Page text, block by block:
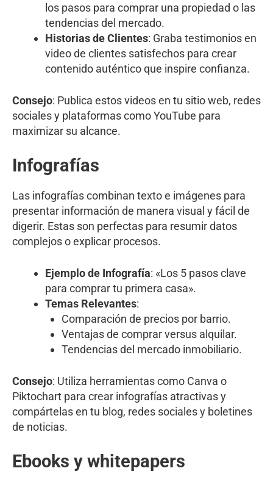
los pasos para comprar una propiedad o las
tendencias del mercado.
Historias de Clientes: Graba testimonios en
video de clientes satisfechos para crear
contenido auténtico que inspire confianza.
Consejo: Publica estos videos en tu sitio web, redes
sociales y plataformas como YouTube para
maximizar su alcance.
Infografías
Las infografías combinan texto e imágenes para
presentar información de manera visual y fácil de
digerir. Estas son perfectas para resumir datos
complejos o explicar procesos.
Ejemplo de Infografía: «Los 5 pasos clave
para comprar tu primera casa».
Temas Relevantes:
Comparación de precios por barrio.
Ventajas de comprar versus alquilar.
Tendencias del mercado inmobiliario.
Consejo: Utiliza herramientas como Canva o
Piktochart para crear infografías atractivas y
compártelas en tu blog, redes sociales y boletines
de noticias.
Ebooks y whitepapers